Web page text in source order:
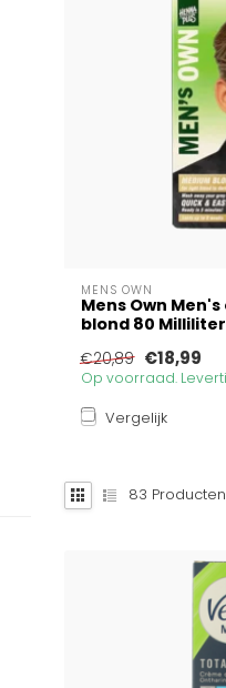
MENS OWN
Mens Own
blond 80 Milliliter
€20,89 €18,99
Op voorraad.
Vergelijk
83 Producten